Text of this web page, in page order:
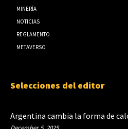
MINERÍA
NOTICIAS
REGLAMENTO
METAVERSO
Selecciones del editor
Argentina cambia la forma de